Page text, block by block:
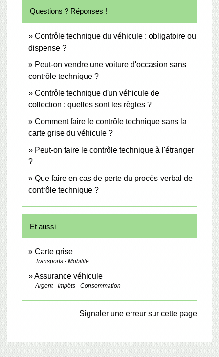
Questions ? Réponses !
Contrôle technique du véhicule : obligatoire ou
dispense ?
Peut-on vendre une voiture d'occasion sans
contrôle technique ?
Contrôle technique d'un véhicule de
collection : quelles sont les règles ?
Comment faire le contrôle technique sans la
carte grise du véhicule ?
Peut-on faire le contrôle technique à l'étranger
?
Que faire en cas de perte du procès-verbal de
contrôle technique ?
Et aussi
Carte grise
Transports - Mobilité
Assurance véhicule
Argent - Impôts - Consommation
Signaler une erreur sur cette page